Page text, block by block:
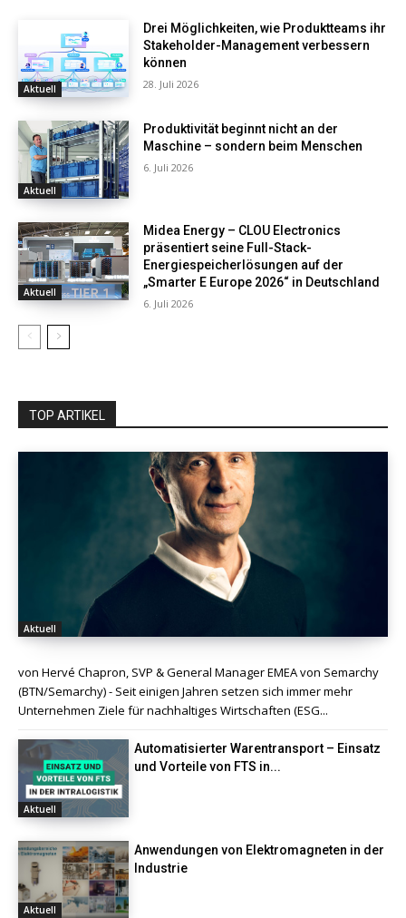
Aktuell
Drei Möglichkeiten, wie Produktteams ihr
Stakeholder-Management verbessern
können
28. Juli 2026
Aktuell
Produktivität beginnt nicht an der
Maschine – sondern beim Menschen
6. Juli 2026
Aktuell
Midea Energy – CLOU Electronics
präsentiert seine Full-Stack-
Energiespeicherlösungen auf der
„Smarter E Europe 2026“ in Deutschland
6. Juli 2026
TOP ARTIKEL
Aktuell
von Hervé Chapron, SVP & General Manager EMEA von Semarchy
(BTN/Semarchy) - Seit einigen Jahren setzen sich immer mehr
Unternehmen Ziele für nachhaltiges Wirtschaften (ESG...
Aktuell
Automatisierter Warentransport – Einsatz
und Vorteile von FTS in...
Aktuell
Anwendungen von Elektromagneten in der
Industrie